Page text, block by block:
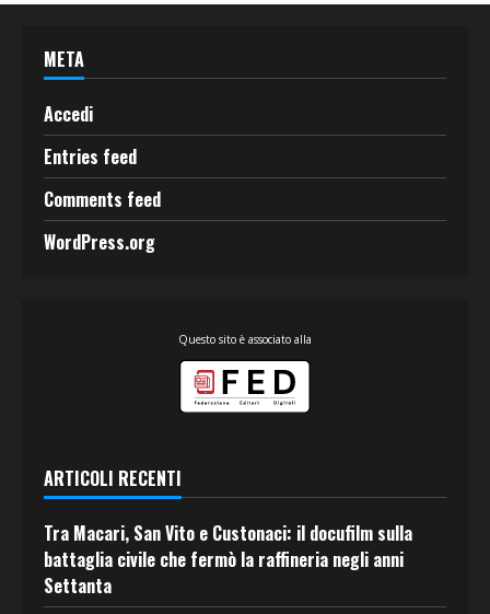
META
Accedi
Entries feed
Comments feed
WordPress.org
Questo sito è associato alla
ARTICOLI RECENTI
Tra Macari, San Vito e Custonaci: il docufilm sulla
battaglia civile che fermò la raffineria negli anni
Settanta